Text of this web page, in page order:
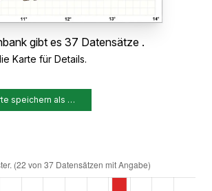
gibt es 37 Datensätze .
Karte für Details.
speichern als …